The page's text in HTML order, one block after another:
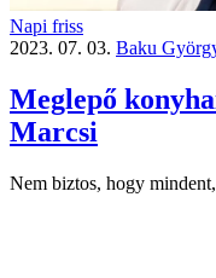
Napi friss
2023. 07. 03. Baku
Meglepő
Marcsi
Nem biztos, hogy